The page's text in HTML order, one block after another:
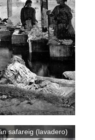
safareig (lavadero)